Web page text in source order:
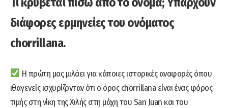
διάφορες ερμηνείες του ονόματος
chorrillana.
Η πρώτη μας μιλάει για κάποιες ιστορικές αναφορές όπου
ιθαγενείς ισχυρίζονταν ότι ο όρος chorrillana είναι ένας φόρος
τιμής στη νίκη της Χιλής στη μάχη του San Juan και του